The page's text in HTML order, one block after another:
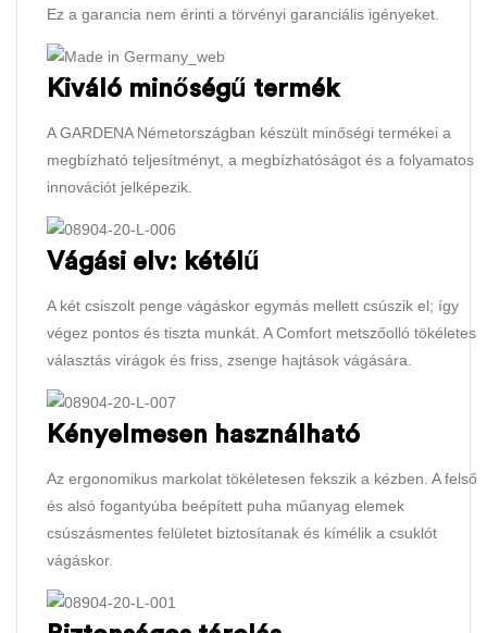
Ez a garancia nem érinti a törvényi garanciális igényeket.
Kiváló minőségű termék
A GARDENA Németországban készült minőségi termékei a
megbízható teljesítményt, a megbízhatóságot és a folyamatos
innovációt jelképezik.
Vágási elv: kétélű
A két csiszolt penge vágáskor egymás mellett csúszik el; így
végez pontos és tiszta munkát. A Comfort metszőolló tökéletes
választás virágok és friss, zsenge hajtások vágására.
Kényelmesen használható
Az ergonomikus markolat tökéletesen fekszik a kézben. A felső
és alsó fogantyúba beépített puha műanyag elemek
csúszásmentes felületet biztosítanak és kímélik a csuklót
vágáskor.